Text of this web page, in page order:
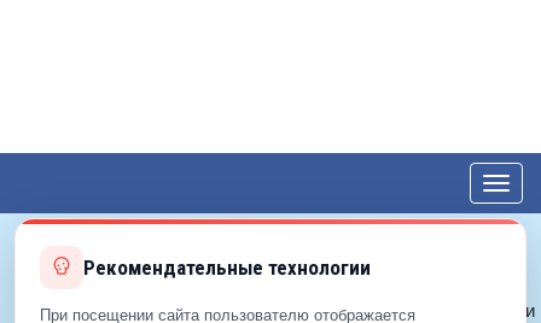
© 2012—2026 ЕДС-Королёв
Политика конфиденциальности
Рекомендательные технологии
При посещении сайта пользователю отображается